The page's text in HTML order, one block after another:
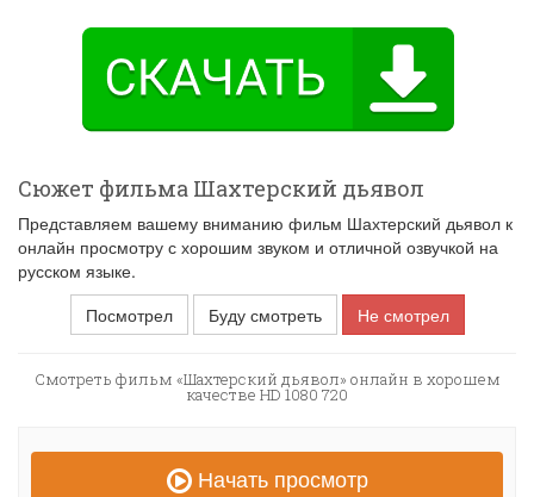
Сюжет фильма Шахтерский дьявол
Представляем вашему вниманию фильм Шахтерский дьявол к
онлайн просмотру с хорошим звуком и отличной озвучкой на
русском языке.
Посмотрел
Буду смотреть Не смотрел
Смотреть фильм «Шахтерский дьявол» онлайн в хорошем
качестве HD 1080 720
Начать просмотр